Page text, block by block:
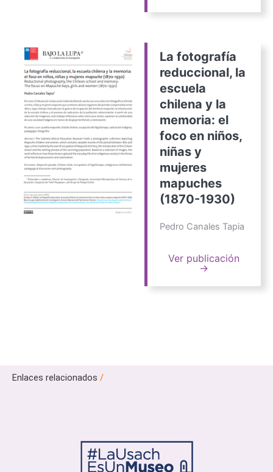
La fotografía
reduccional, la
escuela
chilena y la
memoria: el
foco en niños,
niñas y
mujeres
mapuches
(1870-1930)
Pedro Canales Tapia
Ver publicación
→
Enlaces relacionados /